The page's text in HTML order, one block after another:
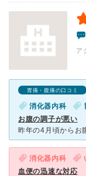
ア
胃痛・腹痛の口コミ
消化器内科
お腹の調子が悪い
消化器内科
血便の迅速な対応